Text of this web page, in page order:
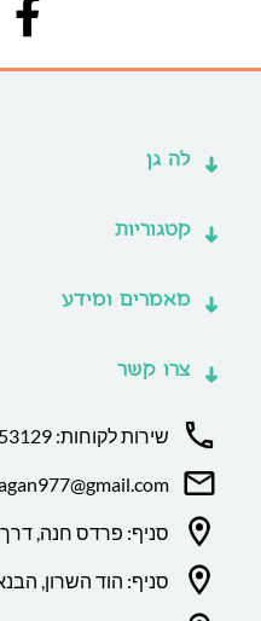
לה גן
קטגוריות
מאמרים ומידע
צרו קשר
שירות לקוחות: 0733753129
סניף: פרדס חנה, דרך
סניף: הוד השרון,